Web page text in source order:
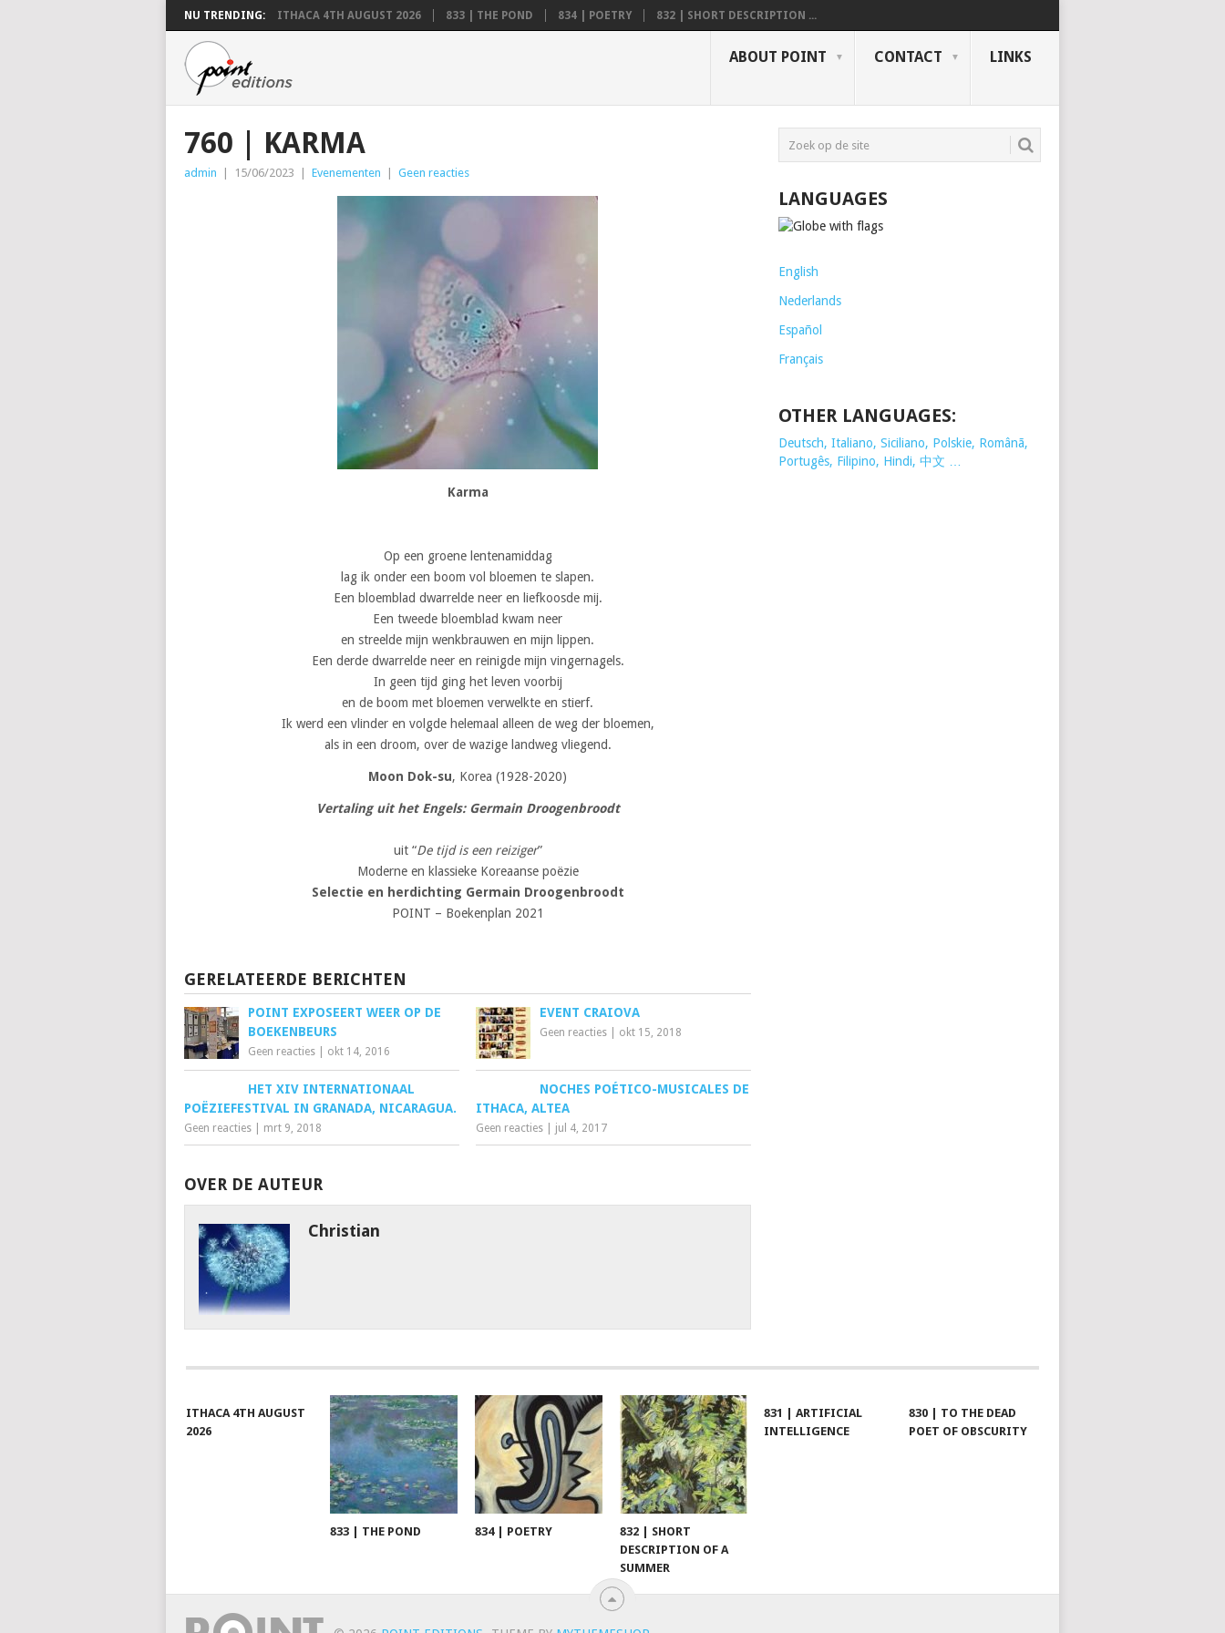
NU TRENDING: ITHACA 4TH AUGUST 2026 833 | THE POND 834 | POETRY 832 | SHORT DESCRIPTION ...
ABOUT POINT CONTACT LINKS
760 | KARMA
admin 15/06/2023 Evenementen Geen reacties
Karma
Op een groene lentenamiddag
lag ik onder een boom vol bloemen te slapen.
Een bloemblad dwarrelde neer en liefkoosde mij.
Een tweede bloemblad kwam neer
en streelde mijn wenkbrauwen en mijn lippen.
Een derde dwarrelde neer en reinigde mijn vingernagels.
In geen tijd ging het leven voorbij
en de boom met bloemen verwelkte en stierf.
Ik werd een vlinder en volgde helemaal alleen de weg der bloemen,
als in een droom, over de wazige landweg vliegend.
Moon Dok-su, Korea (1928-2020)
Vertaling uit het Engels: Germain Droogenbroodt
uit “De tijd is een reiziger”
Moderne en klassieke Koreaanse poëzie
Selectie en herdichting Germain Droogenbroodt
POINT – Boekenplan 2021
GERELATEERDE BERICHTEN
POINT EXPOSEERT WEER OP DE
BOEKENBEURS
Geen reacties okt 14, 2016
EVENT CRAIOVA
Geen reacties okt 15, 2018
HET XIV INTERNATIONAAL
POËZIEFESTIVAL IN GRANADA, NICARAGUA.
Geen reacties mrt 9, 2018
NOCHES POÉTICO-MUSICALES DE
ITHACA, ALTEA
Geen reacties jul 4, 2017
OVER DE AUTEUR
Christian
LANGUAGES
English
Nederlands
Español
Français
OTHER LANGUAGES:
Deutsch, Italiano, Siciliano, Polskie, Românã,
Portugês, Filipino, Hindi, 中文 …
ITHACA 4TH AUGUST
2026
833 | THE POND 834 | POETRY
832 | SHORT
DESCRIPTION OF A
SUMMER
831 | ARTIFICIAL
INTELLIGENCE
830 | TO THE DEAD
POET OF OBSCURITY